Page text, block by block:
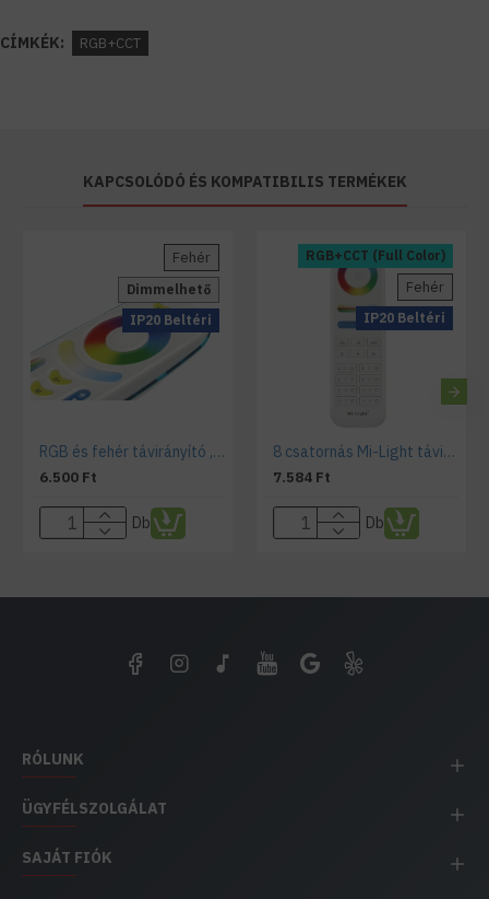
CÍMKÉK: RGB+CCT
KAPCSOLÓDÓ ÉS KOMPATIBILIS TERMÉKEK
IP20 Beltéri
Fehér
Dimmelhető
RGB és fehér távirányító , állítható fehér színárnyalat , Dimmer , 4 csoport (zóna) , group control
6.500 Ft
Db
RGB+CCT (Full Color)
IP20 Beltéri
Fehér
8 csatornás Mi-Light távirányító, RGB, RGBW, RGB+CCT
7.584 Ft
Db
RÓLUNK
ÜGYFÉLSZOLGÁLAT
SAJÁT FIÓK